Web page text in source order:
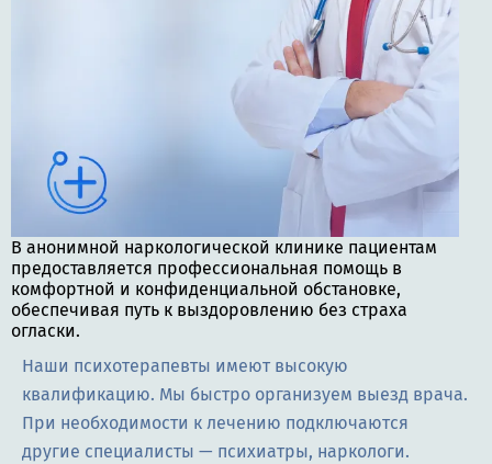
В анонимной наркологической клинике пациентам
предоставляется профессиональная помощь в
комфортной и конфиденциальной обстановке,
обеспечивая путь к выздоровлению без страха
огласки.
Наши психотерапевты имеют высокую
квалификацию. Мы быстро организуем выезд врача.
При необходимости к лечению подключаются
другие специалисты — психиатры, наркологи.